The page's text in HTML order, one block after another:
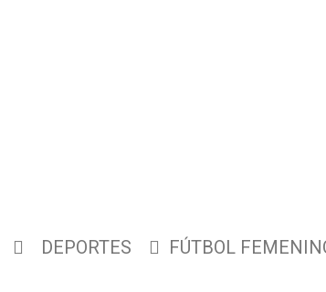
DEPORTES FÚTBOL